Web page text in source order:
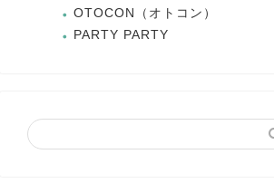
OTOCON（オトコン）
PARTY PARTY